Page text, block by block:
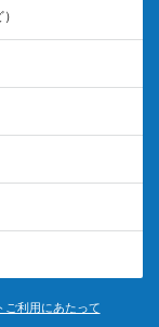
ご利用にあたって